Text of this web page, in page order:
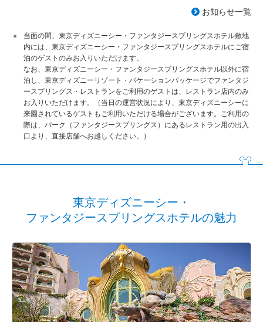
お知らせ一覧
当面の間、東京ディズニーシー・ファンタジースプリングスホテル敷地
内には、東京ディズニーシー・ファンタジースプリングスホテルにご宿
泊のゲストのみお入りいただけます。
なお、東京ディズニーシー・ファンタジースプリングスホテル以外に宿
泊し、東京ディズニーリゾート・バケーションパッケージでファンタジ
ースプリングス・レストランをご利用のゲストは、レストラン店内のみ
お入りいただけます。（当日の運営状況により、東京ディズニーシーに
来園されているゲストもご利用いただける場合がございます。ご利用の
際は、パーク（ファンタジースプリングス）にあるレストラン用の出入
口より、直接店舗へお越しください。）
東京ディズニーシー・
ファンタジースプリングスホテルの魅力